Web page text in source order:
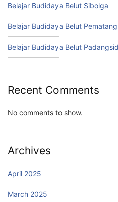
Belajar Budidaya Belut Sibolga
Belajar Budidaya Belut
Belajar Budidaya Belut
Recent Comments
No comments to show.
Archives
April 2025
March 2025